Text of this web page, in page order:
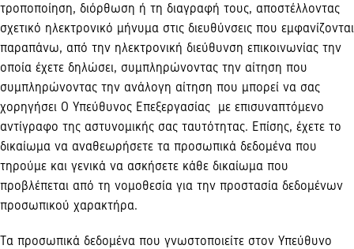
τροποποίηση, διόρθωση ή τη διαγραφή τους, αποστέλλοντας
σχετικό ηλεκτρονικό μήνυμα στις διευθύνσεις που εμφανίζονται
παραπάνω, από την ηλεκτρονική διεύθυνση επικοινωνίας την
οποία έχετε δηλώσει, συμπληρώνοντας την αίτηση που
συμπληρώνοντας την ανάλογη αίτηση που μπορεί να σας
χορηγήσει Ο Υπεύθυνος Επεξεργασίας με επισυναπτόμενο
αντίγραφο της αστυνομικής σας ταυτότητας. Επίσης, έχετε το
δικαίωμα να αναθεωρήσετε τα προσωπικά δεδομένα που
τηρούμε και γενικά να ασκήσετε κάθε δικαίωμα που
προβλέπεται από τη νομοθεσία για την προστασία δεδομένων
προσωπικού χαρακτήρα.
Τα προσωπικά δεδομένα που γνωστοποιείτε στον Υπεύθυνο